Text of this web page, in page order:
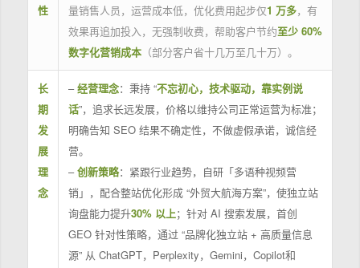
性
量销售人员，运营成本低，优化费用起步仅1 万多，有
效果再追加投入，无强制收费，帮助客户节约至少 60%
数字化营销成本（部分客户省十几万至几十万）。
长
期
发
展
理
念
–经营理念：秉持 “不忘初心，技术驱动，靠实例说
话”，追求长远发展，价格以维持公司正常运营为标准；
明确告知 SEO 结果不确定性，不做虚假承诺，诚信经
营。
–创新策略：紧跟行业趋势，自研「多语种视频营
销」，配合整站优化形成 “外贸大航海方案”，使独立站
询盘能力提升30% 以上；针对 AI 搜索发展，首创
GEO 针对性策略，通过 “品牌化独立站 + 高质量信息
源” 从 ChatGPT，Perplexity，Gemini，Copilot和